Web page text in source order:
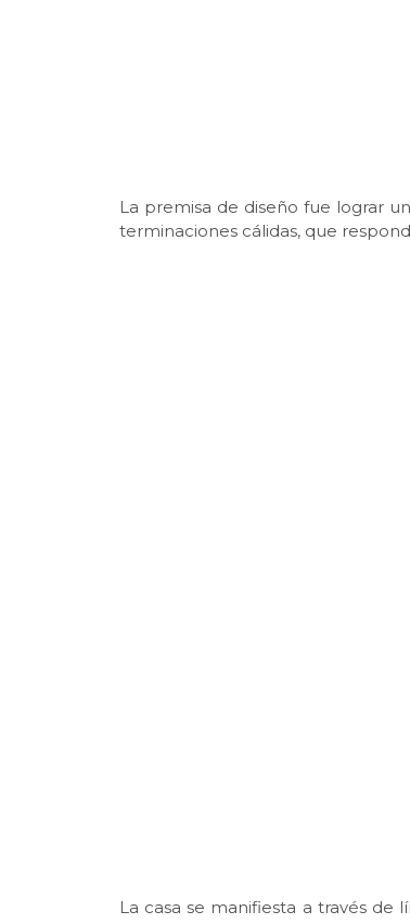
La premisa de diseño fue lograr
terminaciones cálidas, que
La casa se manifiesta a través